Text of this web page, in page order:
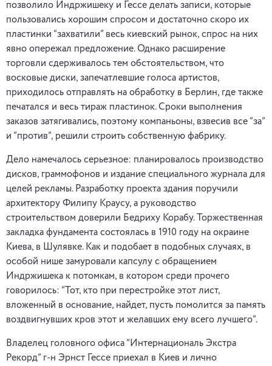
позволило Индржишеку и Гессе делать записи, которые
пользовались хорошим спросом и достаточно скоро их
пластинки “захватили” весь киевский рынок, спрос на них
явно опережал предложение. Однако расширение
торговли сдерживалось тем обстоятельством, что
восковые диски, запечатлевшие голоса артистов,
приходилось отправлять на обработку в Берлин, где также
печатался и весь тираж пластинок. Сроки выполнения
заказов затягивались, поэтому компаньоны, взвесив все “за”
и “против”, решили строить собственную фабрику.
Дело намечалось серьезное: планировалось производство
дисков, граммофонов и издание специального журнала для
целей рекламы. Разработку проекта здания поручили
архитектору Филипу Краусу, а руководство
строительством доверили Бедриху Корабу. Торжественная
закладка фундамента состоялась в 1910 году на окраине
Киева, в Шулявке. Как и подобает в подобных случаях, в
особой нише замуровали капсулу с обращением
Индржишека к потомкам, в котором среди прочего
говорилось: “Тот, кто при перестройке этот лист,
вложенный в основание, найдет, пусть помолится за память
воздвигнувших кров этот и желавших ему всего лучшего”.
Владелец головного офиса “Интернациональ Экстра
Рекорд” г-н Эрнст Гессе приехал в Киев и лично